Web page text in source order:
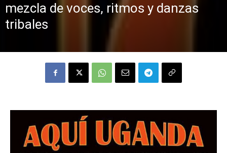
mezcla de voces, ritmos y danzas
tribales